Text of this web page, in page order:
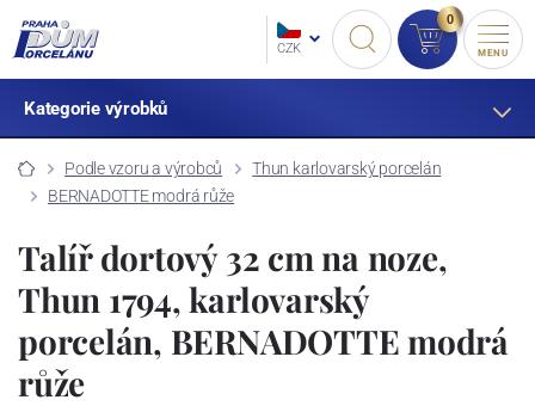
CZK
0
MENU
Kategorie výrobků
Podle vzoru a výrobců
Thun karlovarský porcelán
BERNADOTTE modrá růže
Talíř dortový 32 cm na noze,
Thun 1794, karlovarský
porcelán, BERNADOTTE modrá
růže